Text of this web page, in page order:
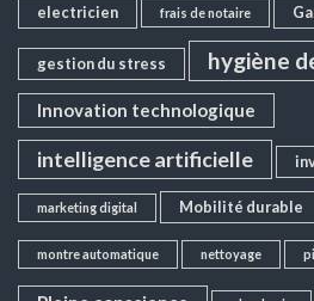
electricien frais de notaire
gestion du stress hygiène
Innovation technologique
intelligence artificielle
marketing digital Mobilité durable
montre automatique nettoyage